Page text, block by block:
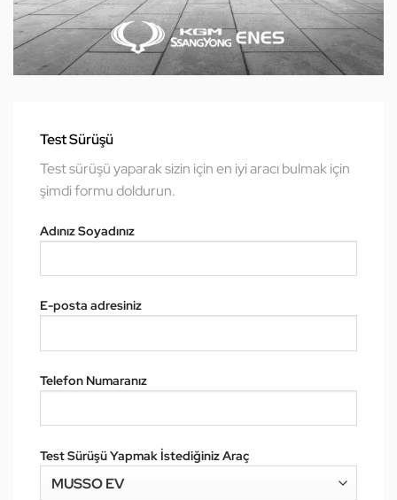
Test Sürüşü
Test sürüşü yaparak sizin için en iyi aracı bulmak için
şimdi formu doldurun.
Adınız Soyadınız
E-posta adresiniz
Telefon Numaranız
Test Sürüşü Yapmak İstediğiniz Araç